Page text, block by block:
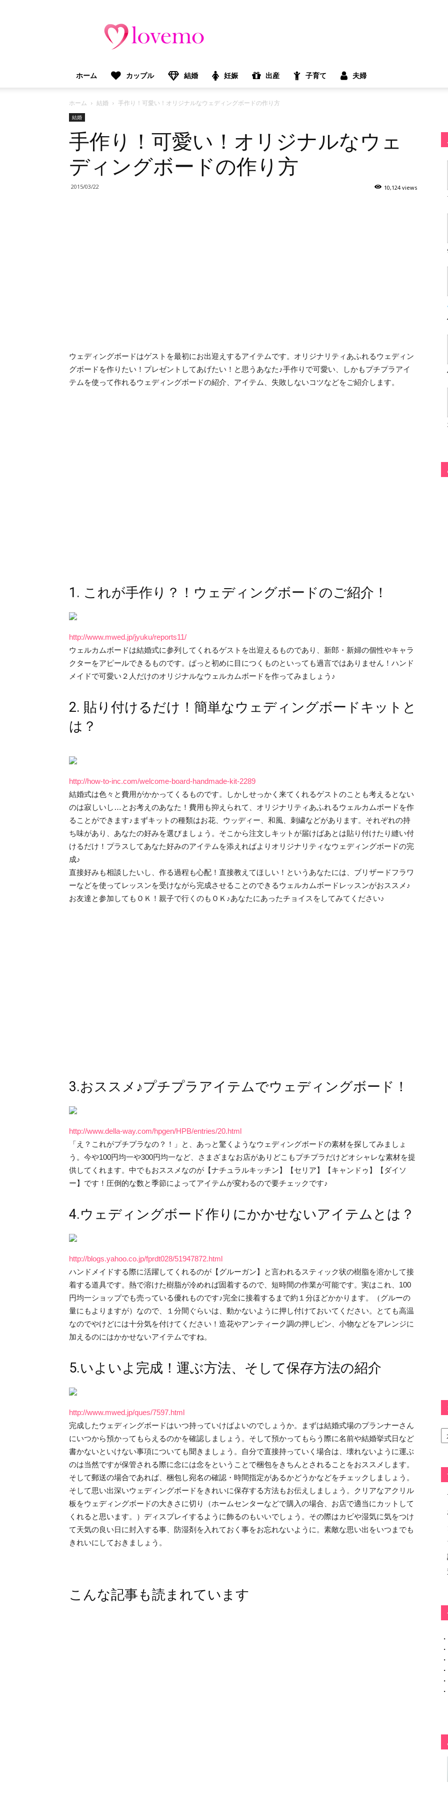
モ）：
プ
マ
け
情
メ
デ
ィ
ホーム カップル 結婚 妊娠 出産 子育て 夫婦
ホーム 結婚 手作り！可愛い！オリジナルなウェディングボードの作り方
結婚
手作り！可愛い！オリジナルなウェ
ディングボードの作り方
2015/03/22 10,124 views
ウェディングボードはゲストを最初にお出迎えするアイテムです。オリジナリティあふれるウェディン
グボードを作りたい！プレゼントしてあげたい！と思うあなた♪手作りで可愛い、しかもプチプラアイ
テムを使って作れるウェディングボードの紹介、アイテム、失敗しないコツなどをご紹介します。
1. これが手作り？！ウェディングボードのご紹介！
http://www.mwed.jp/jyuku/reports11/
ウェルカムボードは結婚式に参列してくれるゲストを出迎えるものであり、新郎・新婦の個性やキャラ
クターをアピールできるものです。ぱっと初めに目につくものといっても過言ではありません！ハンド
メイドで可愛い２人だけのオリジナルなウェルカムボードを作ってみましょう♪
2. 貼り付けるだけ！簡単なウェディングボードキットと
は？
http://how-to-inc.com/welcome-board-handmade-kit-2289
結婚式は色々と費用がかかってくるものです。しかしせっかく来てくれるゲストのことも考えるとない
のは寂しいし…とお考えのあなた！費用も抑えられて、オリジナリティあふれるウェルカムボードを作
ることができます♪まずキットの種類はお花、ウッディー、和風、刺繍などがあります。それぞれの持
ち味があり、あなたの好みを選びましょう。そこから注文しキットが届けばあとは貼り付けたり縫い付
けるだけ！プラスしてあなた好みのアイテムを添えればよりオリジナリティなウェディングボードの完
成♪
直接好みも相談したいし、作る過程も心配！直接教えてほしい！というあなたには、ブリザードフラワ
ーなどを使ってレッスンを受けながら完成させることのできるウェルカムボードレッスンがおススメ♪
お友達と参加してもＯＫ！親子で行くのもＯＫ♪あなたにあったチョイスをしてみてください♪
3.おススメ♪プチプラアイテムでウェディングボード！
http://www.della-way.com/hpgen/HPB/entries/20.html
「え？これがプチプラなの？！」と、あっと驚くようなウェディングボードの素材を探してみましょ
う。今や100円均一や300円均一など、さまざまなお店がありどこもプチプラだけどオシャレな素材を提
供してくれます。中でもおススメなのが【ナチュラルキッチン】【セリア】【キャンドゥ】【ダイソ
ー】です！圧倒的な数と季節によってアイテムが変わるので要チェックです♪
4.ウェディングボード作りにかかせないアイテムとは？
http://blogs.yahoo.co.jp/fprdt028/51947872.html
ハンドメイドする際に活躍してくれるのが【グルーガン】と言われるスティック状の樹脂を溶かして接
着する道具です。熱で溶けた樹脂が冷めれば固着するので、短時間の作業が可能です。実はこれ、100
円均一ショップでも売っている優れものです♪完全に接着するまで約１分ほどかかります。（グルーの
量にもよりますが）なので、１分間ぐらいは、動かないように押し付けておいてください。とても高温
なのでやけどには十分気を付けてください！造花やアンティーク調の押しピン、小物などをアレンジに
加えるのにはかかせないアイテムですね。
5.いよいよ完成！運ぶ方法、そして保存方法の紹介
http://www.mwed.jp/ques/7597.html
完成したウェディングボードはいつ持っていけばよいのでしょうか。まずは結婚式場のプランナーさん
にいつから預かってもらえるのかを確認しましょう。そして預かってもらう際に名前や結婚挙式日など
書かないといけない事項についても聞きましょう。自分で直接持っていく場合は、壊れないように運ぶ
のは当然ですが保管される際に念には念をということで梱包をきちんとされることをおススメします。
そして郵送の場合であれば、梱包し宛名の確認・時間指定があるかどうかなどをチェックしましょう。
そして思い出深いウェディングボードをきれいに保存する方法もお伝えしましょう。クリアなアクリル
板をウェディングボードの大きさに切り（ホームセンターなどで購入の場合、お店で適当にカットして
くれると思います。）ディスプレイするように飾るのもいいでしょう。その際はカビや湿気に気をつけ
て天気の良い日に封入する事、防湿剤を入れておく事をお忘れないように。素敵な思い出をいつまでも
きれいにしておきましょう。
こんな記事も読まれています
カ
テ
ー
・
・
・
・
・
・